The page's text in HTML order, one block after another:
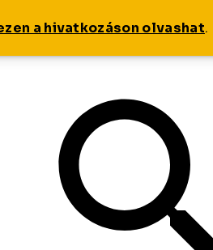
a hivatkozáson olvashat.